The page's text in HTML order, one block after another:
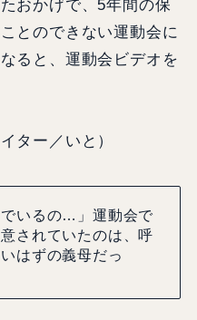
おかげで、5年間の保
とのできない運動会に
ると、運動会ビデオを
ター／いと）
でいるの…」運動会で
されていたのは、呼
はずの義母だっ